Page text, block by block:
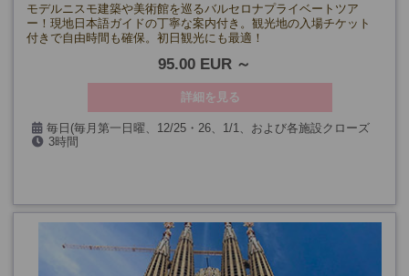
モデルニスモ建築や美術館を巡るバルセロナプライベートツア
ー！現地日本語ガイドの丁寧な案内付き。観光地の入場チケット
付きで自由時間も確保。初日観光にも最適！
95.00 EUR
詳細を見る
毎日(毎月第一日曜、12/25・26、1/1、および各施設クローズ
日を除く
3時間